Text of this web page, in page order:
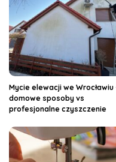
Mycie elewacji we Wrocławiu
domowe sposoby vs
profesjonalne czyszczenie